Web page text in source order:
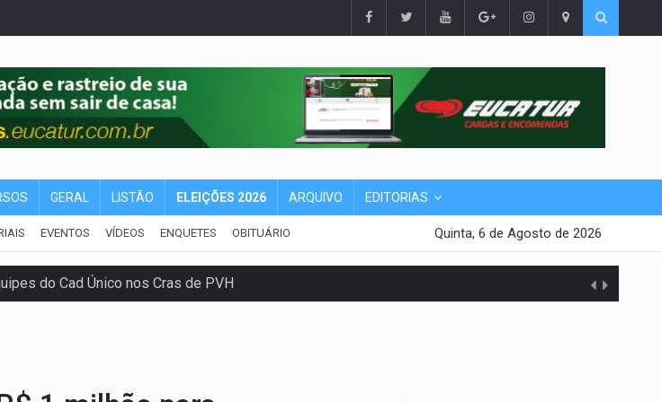
GERAL LISTÃO ELEIÇÕES 2026 ARQUIVO EDITORIAS
EVENTOS VÍDEOS ENQUETES OBITUÁRIO Quinta, 6 de Agosto de 2026
do Cad Único nos Cras de PVH